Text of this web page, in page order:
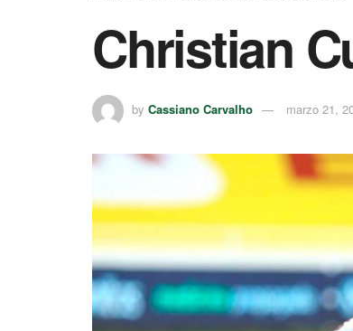
Christian
by Cassiano Carvalho marzo 21,